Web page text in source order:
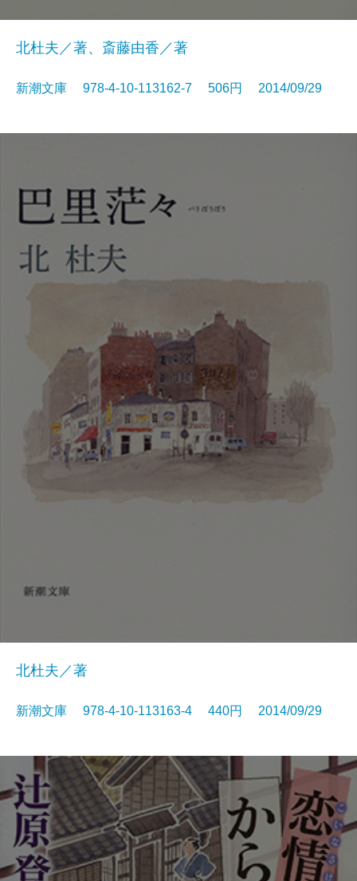
北杜夫／著、斎藤由香／著
新潮文庫 978-4-10-113162-7 506円 2014/09/29
北杜夫／著
新潮文庫 978-4-10-113163-4 440円 2014/09/29